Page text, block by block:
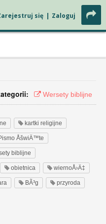
się | Zaloguj
Wersety biblijne
kartki religijne
ÅšwiÄ™te
biblijne
obietnica wiernoÅ›Ä‡
BÃ³g przyroda